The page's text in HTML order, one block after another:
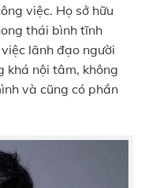
việc. Họ sở hữu
thái bình tĩnh
lãnh đạo người
khá nội tâm, không
và cũng có phần